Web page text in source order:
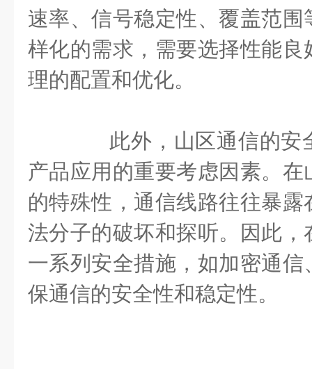
速率、信号稳定性、覆盖范
样化的需求，需要选择性能
理的配置和优化。
此外，山区通信的安
产品应用的重要考虑因素。
的特殊性，通信线路往往暴
法分子的破坏和探听。因此
一系列安全措施，如加密通
保通信的安全性和稳定性。